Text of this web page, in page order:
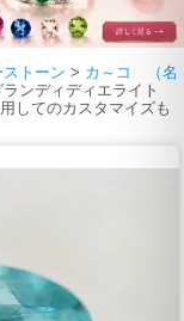
ストーン > カ～コ （名
ンディディエライト
してのカスタマイズも